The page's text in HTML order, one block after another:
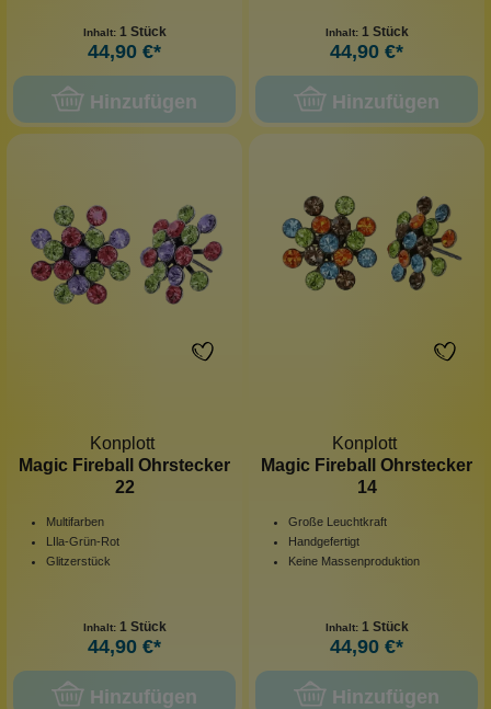
Inhalt: 1 Stück
44,90 €*
Hinzufügen
Inhalt: 1 Stück
44,90 €*
Hinzufügen
Konplott
Magic Fireball Ohrstecker
22
Multifarben
LIla-Grün-Rot
Glitzerstück
Inhalt: 1 Stück
44,90 €*
Hinzufügen
Konplott
Magic Fireball Ohrstecker
14
Große Leuchtkraft
Handgefertigt
Keine Massenproduktion
Inhalt: 1 Stück
44,90 €*
Hinzufügen